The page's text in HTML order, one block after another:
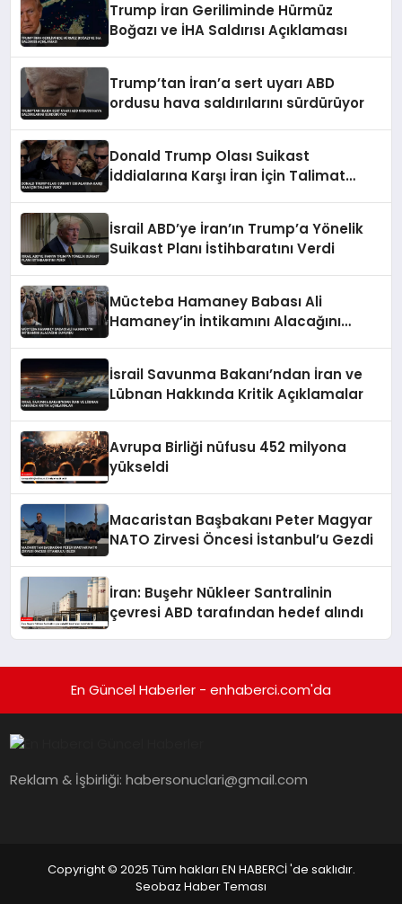
Trump İran Geriliminde Hürmüz
Boğazı ve İHA Saldırısı Açıklaması
Trump’tan İran’a sert uyarı ABD
ordusu hava saldırılarını sürdürüyor
Donald Trump Olası Suikast
İddialarına Karşı İran İçin Talimat
İsrail ABD’ye İran’ın Trump’a Yönelik
Suikast Planı İstihbaratını Verdi
Mücteba Hamaney Babası Ali
Hamaney’in İntikamını Alacağını
İsrail Savunma Bakanı’ndan İran ve
Lübnan Hakkında Kritik Açıklamalar
Avrupa Birliği nüfusu 452 milyona
yükseldi
Macaristan Başbakanı Peter Magyar
NATO Zirvesi Öncesi İstanbul’u Gezdi
İran: Buşehr Nükleer Santralinin
çevresi ABD tarafından hedef alındı
En Güncel Haberler - enhaberci.com'da
Reklam & İşbirliği:habersonuclari@gmail.com
Copyright © 2025 Tüm hakları EN HABERCİ 'de saklıdır.
Seobaz Haber Teması